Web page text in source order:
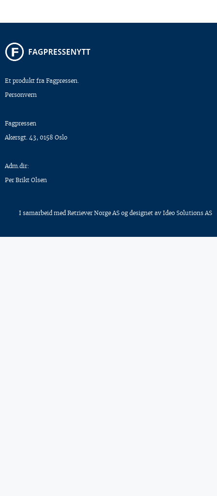
Et produkt fra Fagpressen.
Personvern
Fagpressen
Akersgt. 43, 0158 Oslo
Adm.dir:
Per Brikt Olsen
I samarbeid med Retriever Norge AS og designet av Ideo Solutions AS